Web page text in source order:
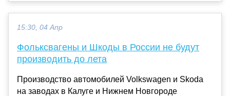
15:30, 04 Апр
Фольксвагены и Шкоды в России не будут
производить до лета
Производство автомобилей Volkswagen и Skoda
на заводах в Калуге и Нижнем Новгороде